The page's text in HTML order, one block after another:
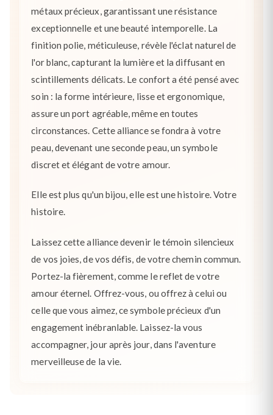
métaux précieux, garantissant une résistance
exceptionnelle et une beauté intemporelle. La
finition polie, méticuleuse, révèle l'éclat naturel de
l'or blanc, capturant la lumière et la diffusant en
scintillements délicats. Le confort a été pensé avec
soin : la forme intérieure, lisse et ergonomique,
assure un port agréable, même en toutes
circonstances. Cette alliance se fondra à votre
peau, devenant une seconde peau, un symbole
discret et élégant de votre amour.
Elle est plus qu'un bijou, elle est une histoire. Votre
histoire.
Laissez cette alliance devenir le témoin silencieux
de vos joies, de vos défis, de votre chemin commun.
Portez-la fièrement, comme le reflet de votre
amour éternel. Offrez-vous, ou offrez à celui ou
celle que vous aimez, ce symbole précieux d'un
engagement inébranlable. Laissez-la vous
accompagner, jour après jour, dans l'aventure
merveilleuse de la vie.